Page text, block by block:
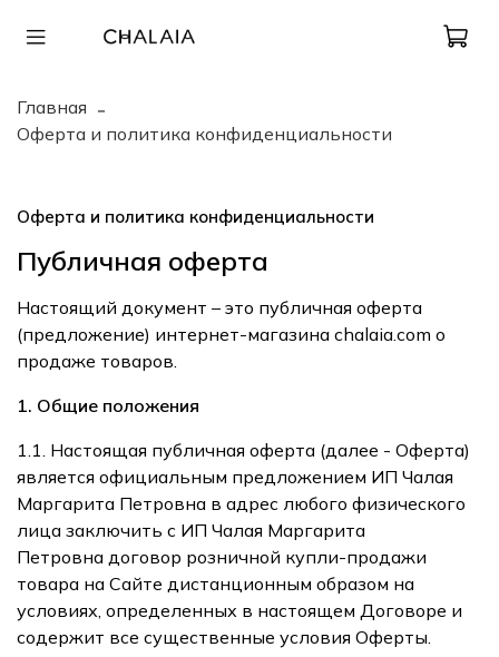
Главная
Оферта и политика конфиденциальности
Оферта и политика конфиденциальности
Публичная оферта
Настоящий документ – это публичная оферта
(предложение) интернет-магазина chalaia.com о
продаже товаров.
1. Общие положения
1.1. Настоящая публичная оферта (далее - Оферта)
является официальным предложением ИП Чалая
Маргарита Петровна в адрес любого физического
лица заключить с ИП Чалая Маргарита
Петровна договор розничной купли-продажи
товара на Сайте дистанционным образом на
условиях, определенных в настоящем Договоре и
содержит все существенные условия Оферты.